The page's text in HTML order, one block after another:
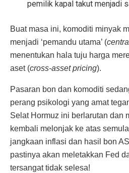
pemilik kapal takut menjadi
Buat masa ini, komoditi minyak
menjadi ‘pemandu utama’ (
menentukan hala tuju harga
aset (cross-asset pricing).
Pasaran bon dan komoditi
perang psikologi yang amat
Selat Hormuz ini berlarutan dan
kembali melonjak ke atas
jangkaan inflasi dan hasil bon
pastinya akan meletakkan Fed
tersangat tidak selesa!